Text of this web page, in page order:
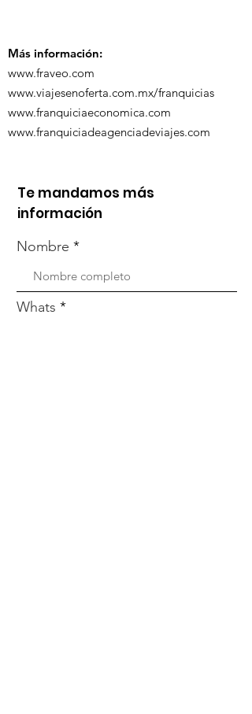
Más información:
www.fraveo.com
www.viajesenoferta.com.mx/franquicias
www.franquiciaeconomica.com
www.franquiciadeagenciadeviajes.com
Te mandamos más
información
Nombre
Whats